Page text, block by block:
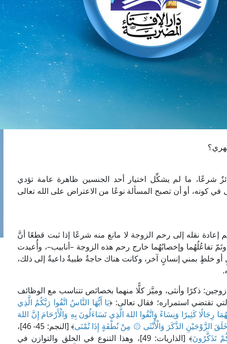
شرعًا، ما لم يشكِّل اختيار أحد الجنسين ظاهرة عامة تؤدي
في كونه، أو أن تصبح المسألة نوعًا من الاعتراض على الله تعالى
إعادة نقله إلى رحم الزوجة لا مانع منه شرعًا إذا ثبت قطعًا أنَّ
تفاعُلُهُما وإخصابُهُما خارج رحم هذه الزوجة –أنابيب–، وأُعيدت
خلطٍ بمني إنسانٍ آخر، وكانت هناك حاجةٌ طبيةٌ داعيةٌ إلى ذلك،
زوجين: ذكرًا وأنثى، وميَّز كلًّا منهما بخصائص تتناسب مع الوظائف
تقتضي استمراره؛ فقال تعالى: ﴿يَا أَيُّهَا النَّاسُ اتَّقُوا رَبَّكُمُ الَّذِي
كَثِيرًا وَنِسَاءً وَاتَّقُوا اللهَ الَّذِي تَسَاءَلُونَ بِهِ وَالْأَرْحَامَ إِنَّ اللهَ
الزَّوْجَيْنِ الذَّكَرَ وَالْأُنْثَى ۞ مِنْ نُطْفَةٍ إِذَا تُمْنَى
﴾ [النجم: 45- 46]،
تَذَكَّرُونَ
﴾ [الذاريات: 49]، وهذا التنوع في الخلق والتوازن في